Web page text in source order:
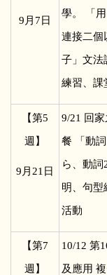
9 月7日
學。 「用
連接二個
子」文法
練習、課
【第5
週】
9 月21日
9/21 回
餐 「動
ら、動詞
明、句型
活動
【第7
週】
10/12 第
及應用